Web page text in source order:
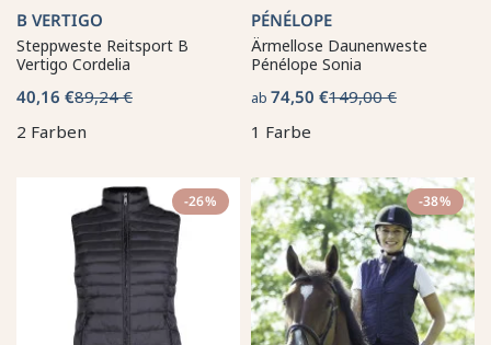
B VERTIGO
Steppweste Reitsport B
Vertigo Cordelia
40,16 €89,24 €
2 Farben
PÉNÉLOPE
Ärmellose Daunenweste
Pénélope Sonia
ab 74,50 €149,00 €
1 Farbe
-26% -38%